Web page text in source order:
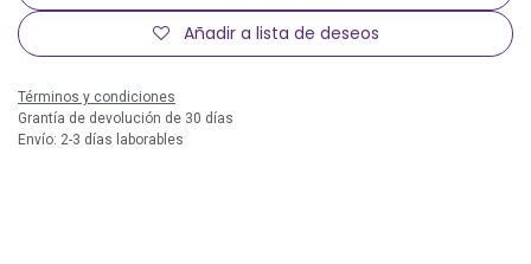
Añadir a lista de deseos
Términos y condiciones
Grantía de devolución de 30 días
Envío: 2-3 días laborables